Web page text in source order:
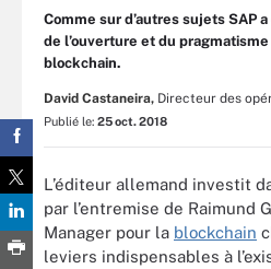
Comme sur d’autres sujets SAP
de l’ouverture et du
blockchain.
David Castaneira, Directeur des
Publié le: 25 oct. 2018
L’éditeur allemand investit
par l’entremise de Raimund
Manager pour la blockchain
leviers indispensables à